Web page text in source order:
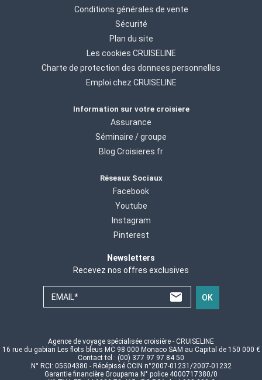
Conditions générales de vente
Sécurité
Plan du site
Les cookies CRUISELINE
Charte de protection des donnees personnelles
Emploi chez CRUISELINE
Information sur votre croisiere
Assurance
Séminaire / groupe
Blog Croisieres.fr
Réseaux Sociaux
Facebook
Youtube
Instagram
Pinterest
Newsletters
Recevez nos offres exclusives
EMAIL* OK
Agence de voyage spécialisée croisière - CRUISELINE
16 rue du gabian Les flots bleus MC 98 000 Monaco SAM au Capital de 150 000 €
Contact tel : (00) 377 97 97 84 50
N° RCI: 05S04380 - Récépissé CCIN n°2007-01231/2007-01232
Garantie financière Groupama N° police 4000717380/0